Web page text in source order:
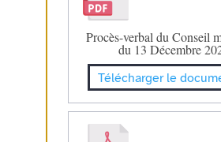
Procès-verbal du Conseil
du 13 Décembre
Télécharger le